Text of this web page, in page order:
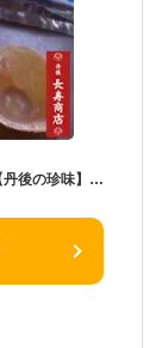
【京都宮津・鞍岡商店】徳利いか3個 するめいか【丹後の珍味】お酒がすすむ珍味【父の日 プレゼント】【するめイカ】【いか徳利】【徳利 おちょこ セット】【とっくり】【お酒 おもしろギフト】【スルメイカ】【バレンタイン】鞍岡義行・宮津遺産・丹後人必見・アイデア商品